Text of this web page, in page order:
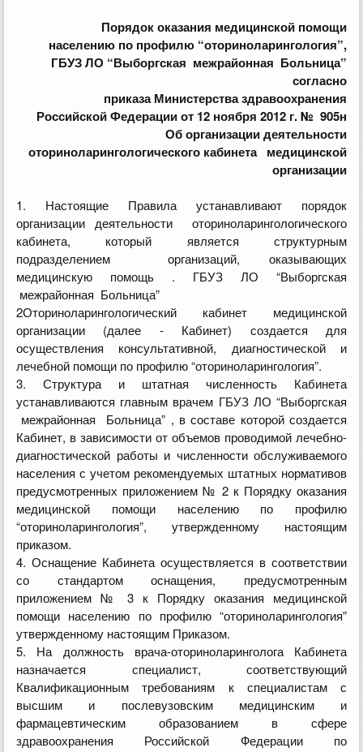
Порядок оказания медицинской помощи
населению по профилю “оториноларингология”,
ГБУЗ ЛО “Выборгская межрайонная Больница”
согласно
приказа Министерства здравоохранения
Российской Федерации от 12 ноября 2012 г. № 905н
Об организации деятельности
оториноларингологического кабинета медицинской
организации
1. Настоящие Правила устанавливают порядок
организации деятельности оториноларингологического
кабинета, который является структурным
подразделением организаций, оказывающих
медицинскую помощь . ГБУЗ ЛО “Выборгская
межрайонная Больница”
2Оториноларингологический кабинет медицинской
организации (далее - Кабинет) создается для
осуществления консультативной, диагностической и
лечебной помощи по профилю “оториноларингология”.
3. Структура и штатная численность Кабинета
устанавливаются главным врачем ГБУЗ ЛО “Выборгская
межрайонная Больница” , в составе которой создается
Кабинет, в зависимости от объемов проводимой лечебно-
диагностической работы и численности обслуживаемого
населения с учетом рекомендуемых штатных нормативов
предусмотренных приложением № 2 к Порядку оказания
медицинской помощи населению по профилю
“оториноларингология”, утвержденному настоящим
приказом.
4. Оснащение Кабинета осуществляется в соответствии
со стандартом оснащения, предусмотренным
приложением № 3 к Порядку оказания медицинской
помощи населению по профилю “оториноларингология”
утвержденному настоящим Приказом.
5. На должность врача-оториноларинголога Кабинета
назначается специалист, соответствующий
Квалификационным требованиям к специалистам с
высшим и послевузовским медицинским и
фармацевтическим образованием в сфере
здравоохранения Российской Федерации по